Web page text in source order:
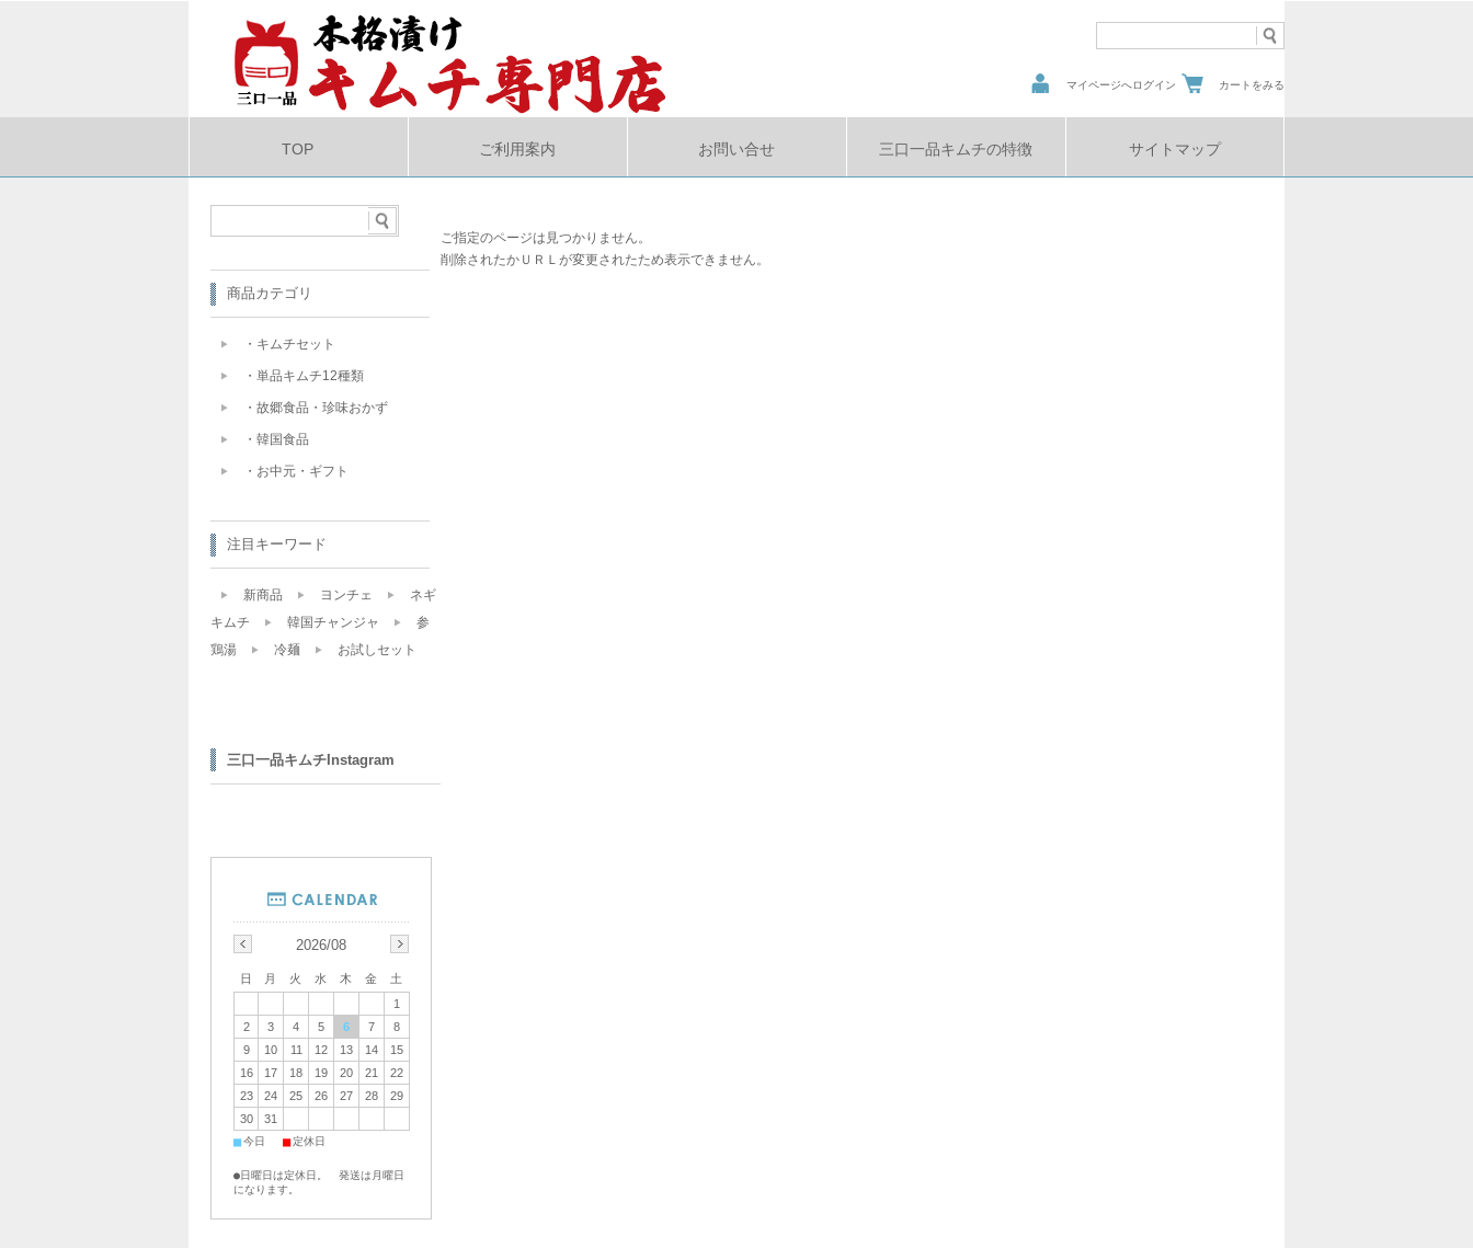
マイページへログイン カートをみる
TOP ご利用案内 お問い合せ 三口一品キムチの特徴 サイトマップ
ご指定のページは見つかりません。
削除されたかＵＲＬが変更されたため表示できません。
商品カテゴリ
・キムチセット
・単品キムチ12種類
・故郷食品・珍味おかず
・韓国食品
・お中元・ギフト
注目キーワード
新商品 ヨンチェ
ネギ
キムチ
韓国チャンジャ
参
鶏湯
冷麺 お試しセット
三口一品キムチInstagram
2026/08
日 月 火 水 木 金
土
1
2
3 4 5 6 7
8
9
10 11 12 13 14
15
16
17 18 19 20 21
22
23
24 25 26 27 28
29
30
31
■今日 ■定休日
●日曜日は定休日。 発送は月曜日
になります。